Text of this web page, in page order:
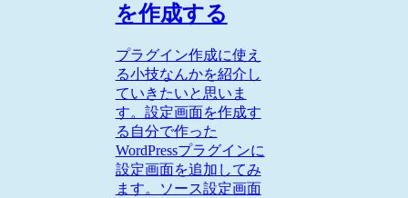
を作成する
プラグイン作成に使え
る小技なんかを紹介し
ていきたいと思いま
す。設定画面を作成す
る自分で作った
WordPressプラグインに
設定画面を追加してみ
ます。ソース設定画面